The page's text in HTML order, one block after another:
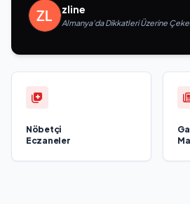
zline
Almanya’da Dikkatleri Üzerine
Nöbetçi
Eczaneler